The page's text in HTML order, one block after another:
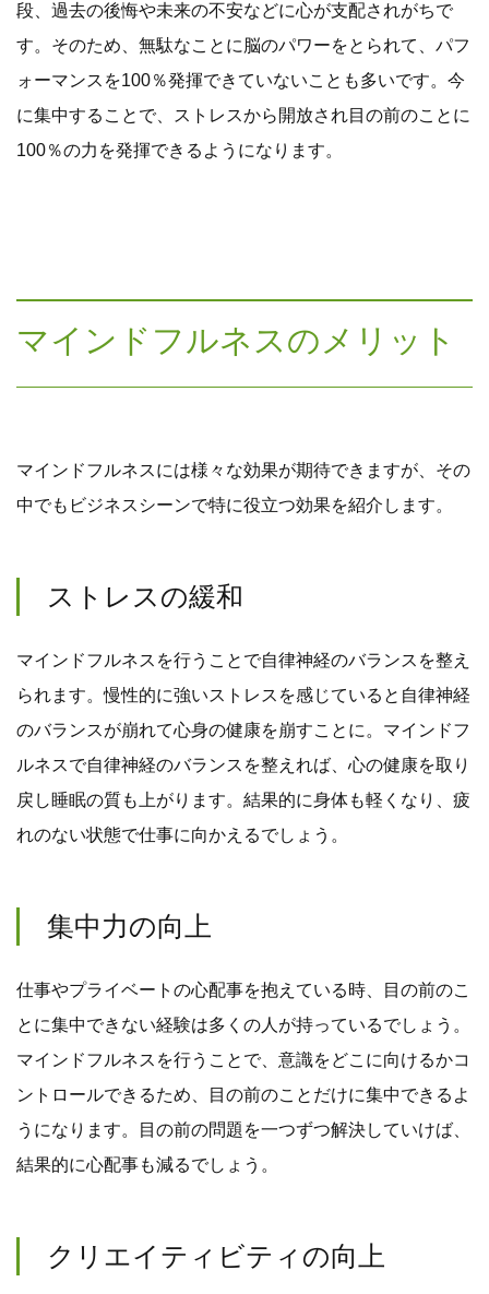
段、過去の後悔や未来の不安などに心が支配されがちで
す。そのため、無駄なことに脳のパワーをとられて、パフ
ォーマンスを100％発揮できていないことも多いです。今
に集中することで、ストレスから開放され目の前のことに
100％の力を発揮できるようになります。
マインドフルネスのメリット
マインドフルネスには様々な効果が期待できますが、その
中でもビジネスシーンで特に役立つ効果を紹介します。
ストレスの緩和
マインドフルネスを行うことで自律神経のバランスを整え
られます。慢性的に強いストレスを感じていると自律神経
のバランスが崩れて心身の健康を崩すことに。マインドフ
ルネスで自律神経のバランスを整えれば、心の健康を取り
戻し睡眠の質も上がります。結果的に身体も軽くなり、疲
れのない状態で仕事に向かえるでしょう。
集中力の向上
仕事やプライベートの心配事を抱えている時、目の前のこ
とに集中できない経験は多くの人が持っているでしょう。
マインドフルネスを行うことで、意識をどこに向けるかコ
ントロールできるため、目の前のことだけに集中できるよ
うになります。目の前の問題を一つずつ解決していけば、
結果的に心配事も減るでしょう。
クリエイティビティの向上